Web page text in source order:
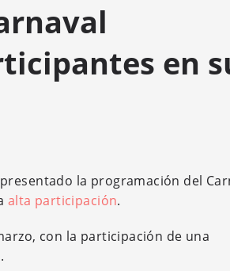
en
la programación del
alta participación.
con la participación de una